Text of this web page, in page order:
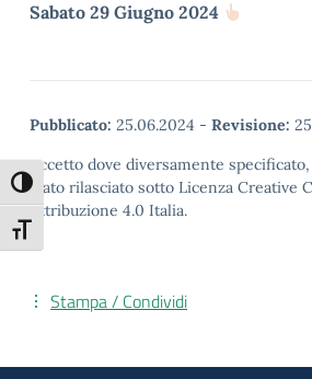
Attiva/disattiva alto contrasto
Attiva/disattiva dimensione testo
Sabato 29 Giugno 2024
Pubblicato: 25.06.2024 - Revisione:
Eccetto dove diversamente
stato rilasciato sotto Licenza Creative
Attribuzione 4.0 Italia.
Stampa / Condividi